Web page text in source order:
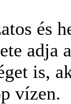
és
adja
is,
vízen.